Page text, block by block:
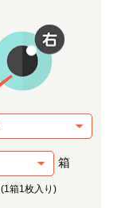
箱
(1箱1枚入り)